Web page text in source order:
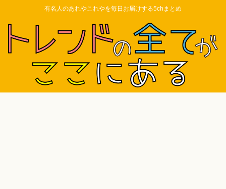
有名人のあれやこれやを毎日お届けする5chまとめ